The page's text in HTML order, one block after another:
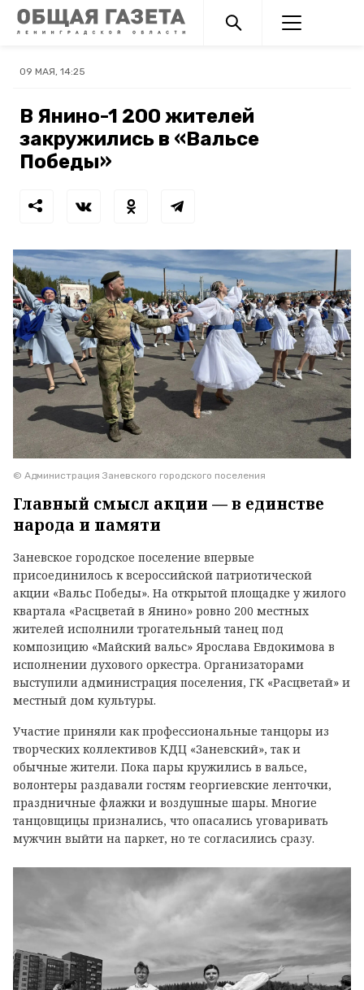
09 МАЯ, 14:25
В Янино-1 200 жителей
закружились в «Вальсе
Победы»
© Администрация Заневского городского поселения
Главный смысл акции — в единстве
народа и памяти
Заневское городское поселение впервые
присоединилось к всероссийской патриотической
акции «Вальс Победы». На открытой площадке у жилого
квартала «Расцветай в Янино» ровно 200 местных
жителей исполнили трогательный танец под
композицию «Майский вальс» Ярослава Евдокимова в
исполнении духового оркестра. Организаторами
выступили администрация поселения, ГК «Расцветай» и
местный дом культуры.
Участие приняли как профессиональные танцоры из
творческих коллективов КДЦ «Заневский», так и
обычные жители. Пока пары кружились в вальсе,
волонтеры раздавали гостям георгиевские ленточки,
праздничные флажки и воздушные шары. Многие
танцовщицы признались, что опасались уговаривать
мужчин выйти на паркет, но те согласились сразу.